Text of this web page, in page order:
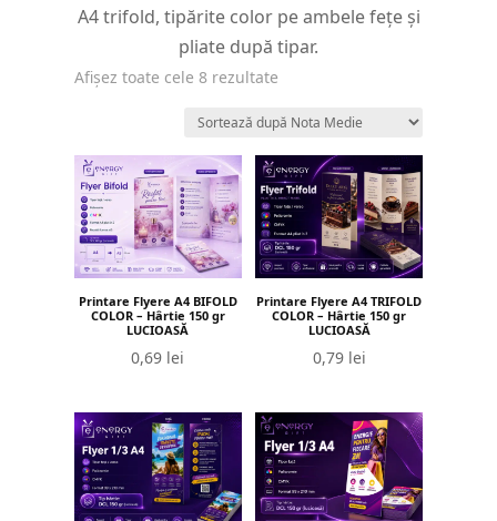
A4 trifold, tipărite color pe ambele fețe și
pliate după tipar.
Afișez toate cele 8 rezultate
medie
Printare Flyere A4 BIFOLD
COLOR – Hârtie 150 gr
LUCIOASĂ
0,69 lei
Printare Flyere A4 TRIFOLD
COLOR – Hârtie 150 gr
LUCIOASĂ
0,79 lei